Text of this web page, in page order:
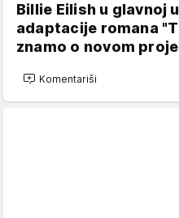
Billie Eilish u glavnoj
adaptacije romana
znamo o novom
Komentariši